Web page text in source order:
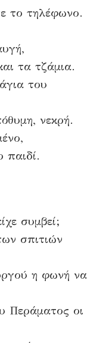
το τηλέφωνο.
τα τζάμια.
του
νεκρή.
παιδί.
συμβεί;
σπιτιών
η φωνή να
Περάματος οι